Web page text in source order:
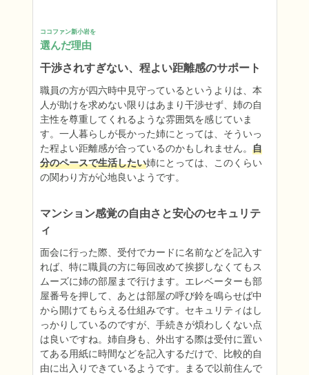
ココファン新小岩を
選んだ理由
干渉されすぎない、程よい距離感のサポート
職員の方が四六時中見守っているというよりは、本
人が助けを求めない限りはあまり干渉せず、姉の自
主性を尊重してくれるような雰囲気を感じていま
す。一人暮らしが長かった姉にとっては、そういっ
た程よい距離感が合っているのかもしれません。 自
分のペースで生活したい姉にとっては、このくらい
の関わり方が心地良いようです。
マンション感覚の自由さと安心のセキュリテ
ィ
面会に行った際、受付でカードに名前などを記入す
れば、特に職員の方に毎回改めて挨拶しなくてもス
ムーズに姉の部屋まで行けます。エレベーターも部
屋番号を押して、あとは部屋の呼び鈴を鳴らせば中
から開けてもらえる仕組みです。セキュリティはし
っかりしているのですが、手続きが煩わしくない点
は良いですね。姉自身も、外出する際は受付に置い
てある用紙に時間などを記入するだけで、比較的自
由に出入りできているようです。まるで以前住んで